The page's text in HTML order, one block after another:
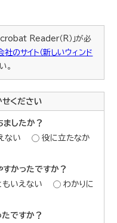
Reader（R）」が必
社のサイト（新しいウィンド
。
せください
ましたか？
ない
役に立たなか
すかったですか？
もいえない
わかりに
たですか？